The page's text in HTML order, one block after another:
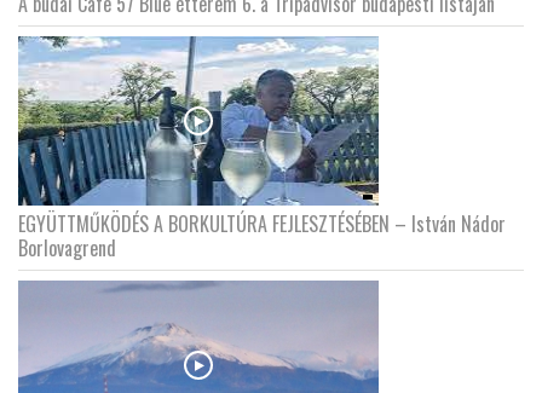
EGYÜTTMŰKÖDÉS A BORKULTÚRA FEJLESZTÉSÉBEN – István Nádor
Borlovagrend